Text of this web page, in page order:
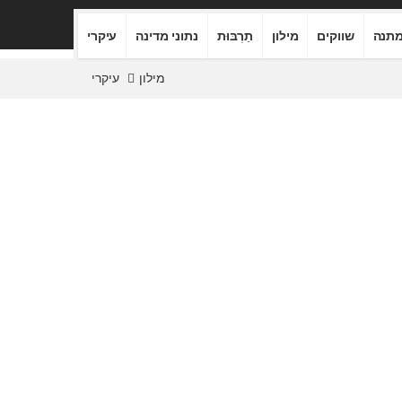
עיקרי נתוני מדינה תַרְבּוּת מילון שווקים
עיקרי מילון